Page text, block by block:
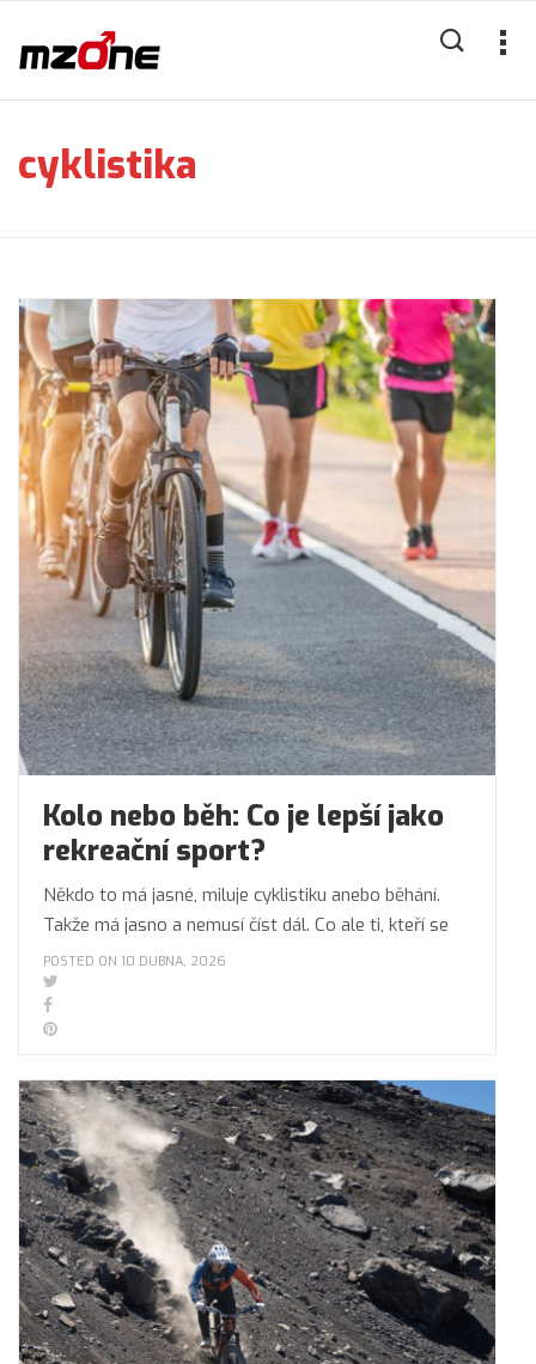
cyklistika
Kolo nebo běh: Co je lepší jako
rekreační sport?
Někdo to má jasné, miluje cyklistiku anebo běhání.
Takže má jasno a nemusí číst dál. Co ale ti, kteří se
POSTED ON 10 DUBNA, 2026